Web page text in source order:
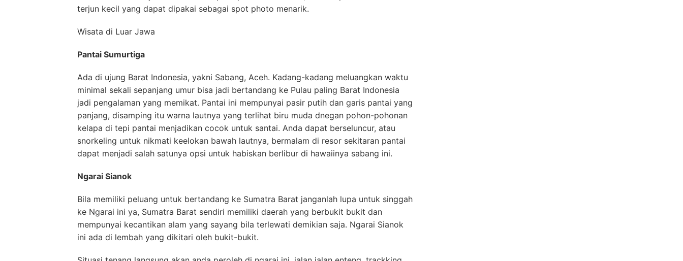
terjun kecil yang dapat dipakai sebagai spot photo menarik.
Wisata di Luar Jawa
Pantai Sumurtiga
Ada di ujung Barat Indonesia, yakni Sabang, Aceh. Kadang-kadang meluangkan waktu
minimal sekali sepanjang umur bisa jadi bertandang ke Pulau paling Barat Indonesia
jadi pengalaman yang memikat. Pantai ini mempunyai pasir putih dan garis pantai yang
panjang, disamping itu warna lautnya yang terlihat biru muda dnegan pohon-pohonan
kelapa di tepi pantai menjadikan cocok untuk santai. Anda dapat berseluncur, atau
snorkeling untuk nikmati keelokan bawah lautnya, bermalam di resor sekitaran pantai
dapat menjadi salah satunya opsi untuk habiskan berlibur di hawaiinya sabang ini.
Ngarai Sianok
Bila memiliki peluang untuk bertandang ke Sumatra Barat janganlah lupa untuk singgah
ke Ngarai ini ya, Sumatra Barat sendiri memiliki daerah yang berbukit bukit dan
mempunyai kecantikan alam yang sayang bila terlewati demikian saja. Ngarai Sianok
ini ada di lembah yang dikitari oleh bukit-bukit.